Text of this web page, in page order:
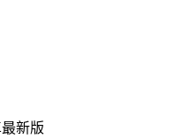
新版